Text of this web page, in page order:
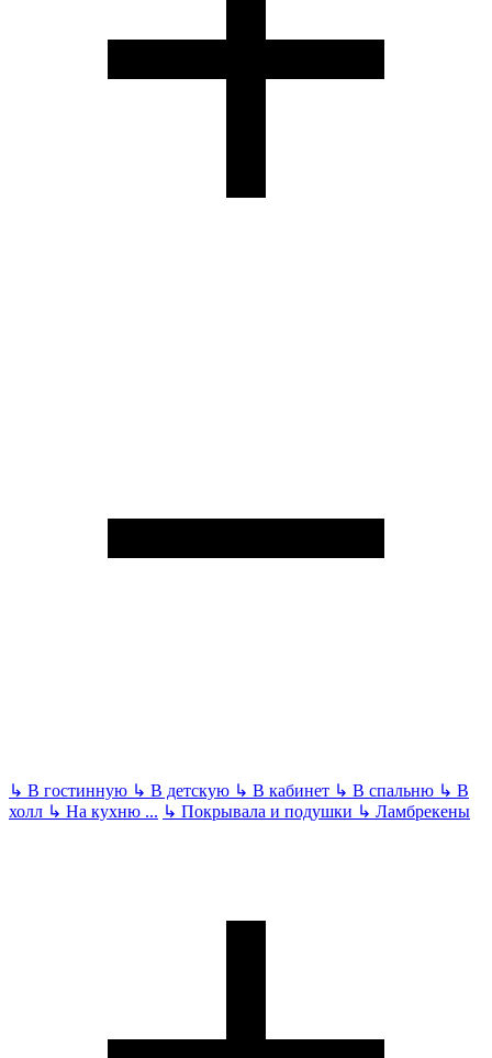
↳ В гостинную ↳ В детскую ↳ В кабинет ↳ В спальню ↳ В
холл ↳ На кухню ... ↳ Покрывала и подушки ↳ Ламбрекены